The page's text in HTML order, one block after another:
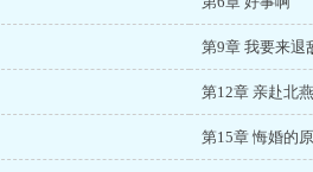
第9章 我要来退
第12章 亲赴北燕
第15章 悔婚的